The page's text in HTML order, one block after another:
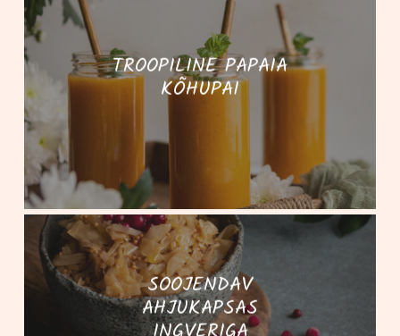
TROOPILINE PAPAIA
KÕHUPAI
SOOJENDAV
AHJUKAPSAS